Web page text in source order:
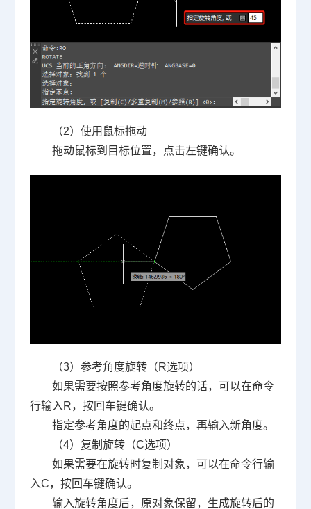
（2）使用鼠标拖动
拖动鼠标到目标位置，点击左键确认。
（3）参考角度旋转（R选项）
如果需要按照参考角度旋转的话，可以在命令
行输入R，按回车键确认。
指定参考角度的起点和终点，再输入新角度。
（4）复制旋转（C选项）
如果需要在旋转时复制对象，可以在命令行输
入C，按回车键确认。
输入旋转角度后，原对象保留，生成旋转后的